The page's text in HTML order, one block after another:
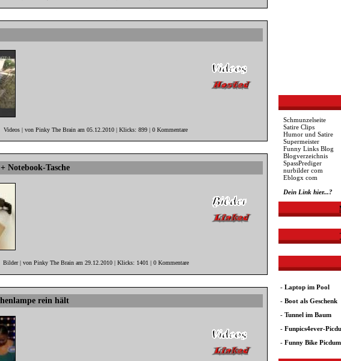
Videos | von Pinky The Brain am 05.12.2010 | Klicks: 899 | 0 Kommentare
Notebook-Tasche
Bilder | von Pinky The Brain am 29.12.2010 | Klicks: 1401 | 0 Kommentare
rein hält
Schmunzelseite
Satire Clips
Humor und Satire
Supermeister
Funny Links Blog
Blogverzeichnis
SpassPrediger
nurbilder com
Eblogx com
Dein Link hier...?
-Laptop im Pool
-Boot als Geschenk
-Tunnel im Baum
-Funpics4ever-
-Funny Bike